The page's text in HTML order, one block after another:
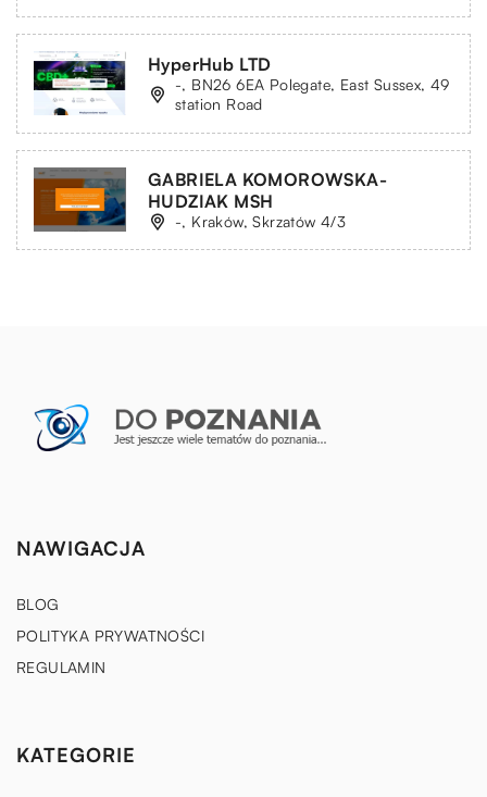
HyperHub LTD
-, BN26 6EA Polegate, East Sussex, 49
station Road
GABRIELA KOMOROWSKA-
HUDZIAK MSH
-, Kraków, Skrzatów 4/3
NAWIGACJA
BLOG
POLITYKA PRYWATNOŚCI
REGULAMIN
KATEGORIE